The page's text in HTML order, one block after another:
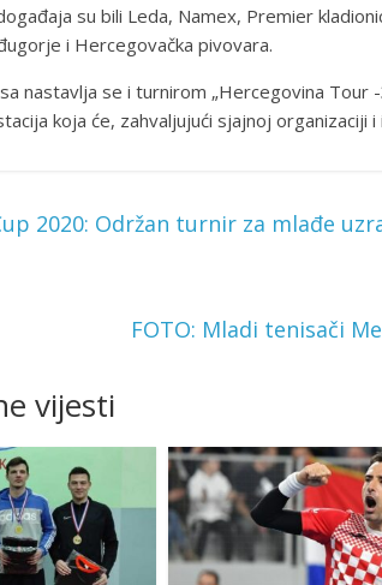
su bili Leda, Namex, Premier
i Hercegovačka pivovara.
nastavlja se i turnirom „Hercegovina Tour
koja će, zahvaljujući sjajnoj organizaciji
2020: Održan turnir za mlađe
FOTO: Mladi tenisači
vijesti